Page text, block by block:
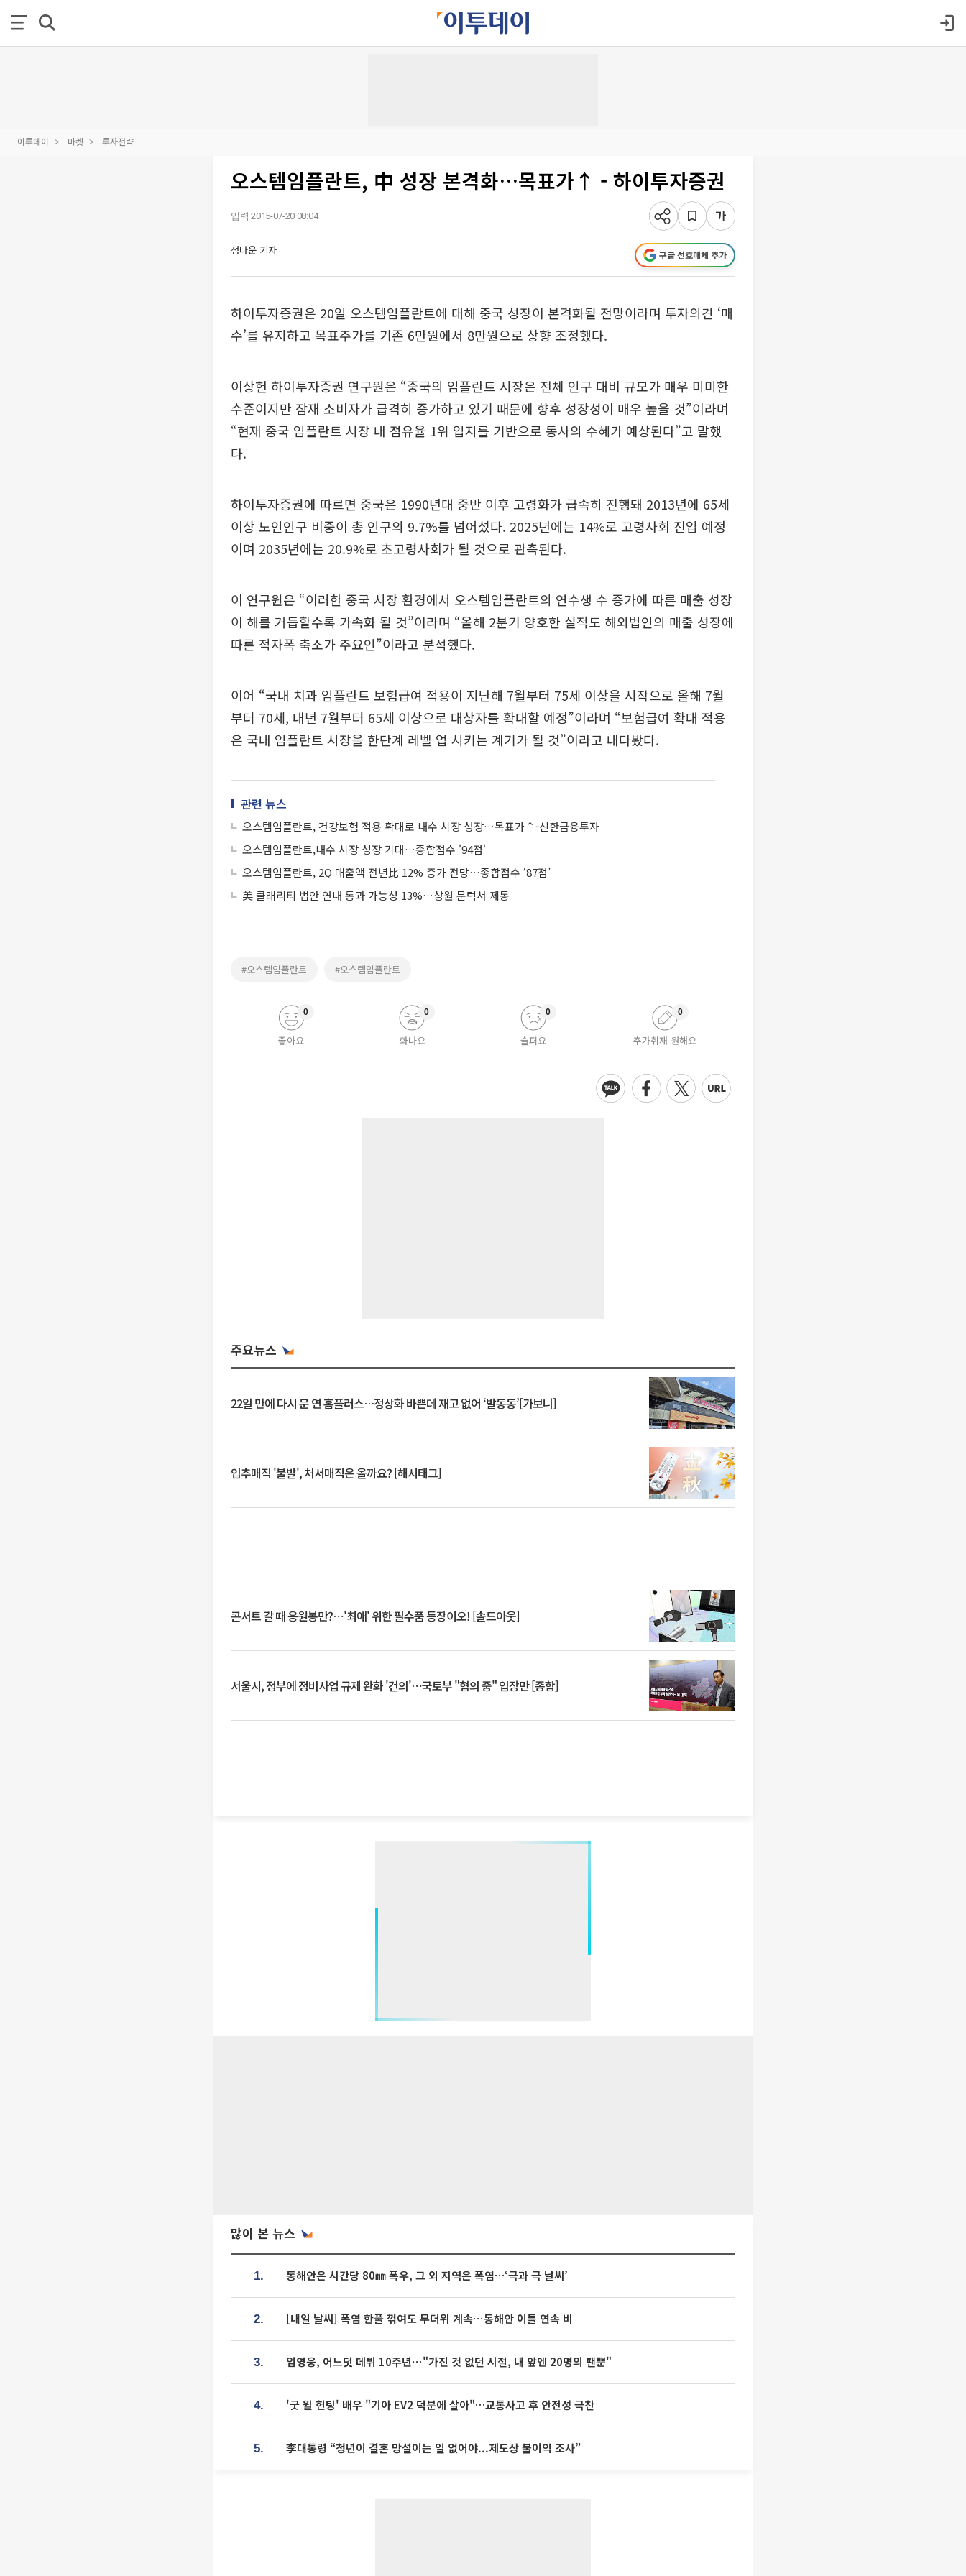
이투데이 마켓 투자전략
오스템임플란트, 中 성장 본격화…목표가↑ - 하이투자증권
입력 2015-07-20 08:04
정다운 기자 구글 선호매체 추가
하이투자증권은 20일 오스템임플란트에 대해 중국 성장이 본격화될 전망이라며 투자의견 ‘매
수’를 유지하고 목표주가를 기존 6만원에서 8만원으로 상향 조정했다.
이상헌 하이투자증권 연구원은 “중국의 임플란트 시장은 전체 인구 대비 규모가 매우 미미한
수준이지만 잠재 소비자가 급격히 증가하고 있기 때문에 향후 성장성이 매우 높을 것”이라며
“현재 중국 임플란트 시장 내 점유율 1위 입지를 기반으로 동사의 수혜가 예상된다”고 말했
다.
하이투자증권에 따르면 중국은 1990년대 중반 이후 고령화가 급속히 진행돼 2013년에 65세
이상 노인인구 비중이 총 인구의 9.7%를 넘어섰다. 2025년에는 14%로 고령사회 진입 예정
이며 2035년에는 20.9%로 초고령사회가 될 것으로 관측된다.
이 연구원은 “이러한 중국 시장 환경에서 오스템임플란트의 연수생 수 증가에 따른 매출 성장
이 해를 거듭할수록 가속화 될 것”이라며 “올해 2분기 양호한 실적도 해외법인의 매출 성장에
따른 적자폭 축소가 주요인”이라고 분석했다.
이어 “국내 치과 임플란트 보험급여 적용이 지난해 7월부터 75세 이상을 시작으로 올해 7월
부터 70세, 내년 7월부터 65세 이상으로 대상자를 확대할 예정”이라며 “보험급여 확대 적용
은 국내 임플란트 시장을 한단계 레벨 업 시키는 계기가 될 것”이라고 내다봤다.
관련 뉴스
오스템임플란트, 건강보험 적용 확대로 내수 시장 성장…목표가↑-신한금융투자
오스템임플란트,내수 시장 성장 기대…종합점수 '94점'
오스템임플란트, 2Q 매출액 전년比 12% 증가 전망…종합점수 ‘87점’
美 클래리티 법안 연내 통과 가능성 13%…상원 문턱서 제동
#오스템임플란트 #오스템임플란트
좋아요
0
화나요
0
슬퍼요
0
추가취재 원해요
0
주요뉴스
22일 만에 다시 문 연 홈플러스…정상화 바쁜데 재고 없어 ‘발동동’[가보니]
입추매직 '불발', 처서매직은 올까요? [해시태그]
콘서트 갈 때 응원봉만?⋯'최애' 위한 필수품 등장이오! [솔드아웃]
서울시, 정부에 정비사업 규제 완화 '건의'⋯국토부 "협의 중" 입장만 [종합]
많이 본 뉴스
1. 동해안은 시간당 80㎜ 폭우, 그 외 지역은 폭염…‘극과 극 날씨’
2. [내일 날씨] 폭염 한풀 꺾여도 무더위 계속⋯동해안 이틀 연속 비
3. 임영웅, 어느덧 데뷔 10주년⋯"가진 것 없던 시절, 내 앞엔 20명의 팬뿐"
4. '굿 윌 헌팅' 배우 "기아 EV2 덕분에 살아"…교통사고 후 안전성 극찬
5. 李대통령 “청년이 결혼 망설이는 일 없어야...제도상 불이익 조사”